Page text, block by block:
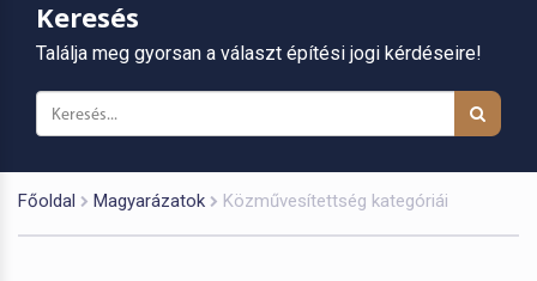
Keresés
Találja meg gyorsan a választ építési jogi kérdéseire!
Főoldal Magyarázatok Közművesítettség kategóriái